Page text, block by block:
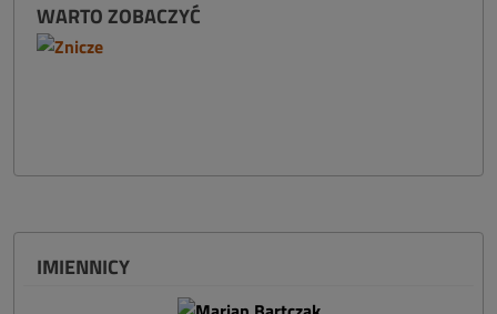
WARTO ZOBACZYĆ
IMIENNICY